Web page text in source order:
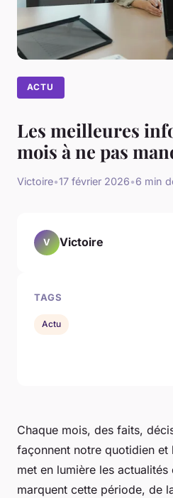
ACTU
Les meilleures
mois à ne pas
Victoire•17 février 2026•6 min
Chaque mois, des faits,
façonnent notre quotidien et
met en lumière les actualités
marquent cette période, de
V Victoire
TAGS
Actu